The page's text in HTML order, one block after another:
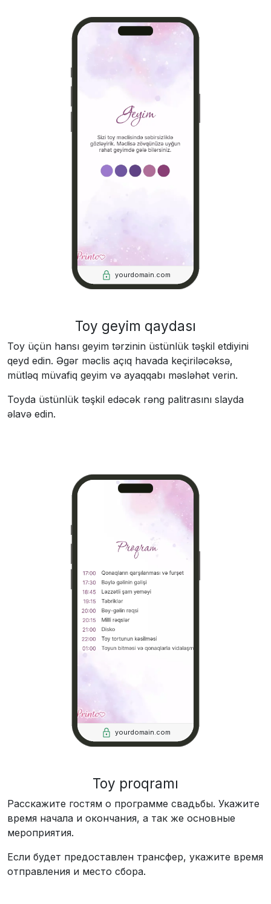
yourdomain.com
Toy geyim qaydası
Toy üçün hansı geyim tərzinin üstünlük təşkil etdiyini
qeyd edin. Əgər məclis açıq havada keçiriləcəksə,
mütləq müvafiq geyim və ayaqqabı məsləhət verin.
Toyda üstünlük təşkil edəcək rəng palitrasını slayda
əlavə edin.
Toy proqramı
Расскажите гостям о программе свадьбы. Укажите
время начала и окончания, а так же основные
мероприятия.
Если будет предоставлен трансфер, укажите время
отправления и место сбора.
yourdomain.com